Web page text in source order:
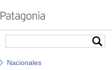
Nacionales